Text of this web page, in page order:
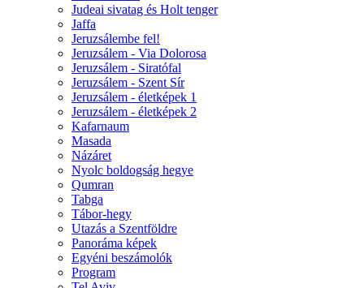
Judeai sivatag és Holt tenger
Jaffa
Jeruzsálembe fel!
Jeruzsálem - Via Dolorosa
Jeruzsálem - Siratófal
Jeruzsálem - Szent Sír
Jeruzsálem - életképek 1
Jeruzsálem - életképek 2
Kafarnaum
Masada
Názáret
Nyolc boldogság hegye
Qumran
Tabga
Tábor-hegy
Utazás a Szentföldre
Panoráma képek
Egyéni beszámolók
Program